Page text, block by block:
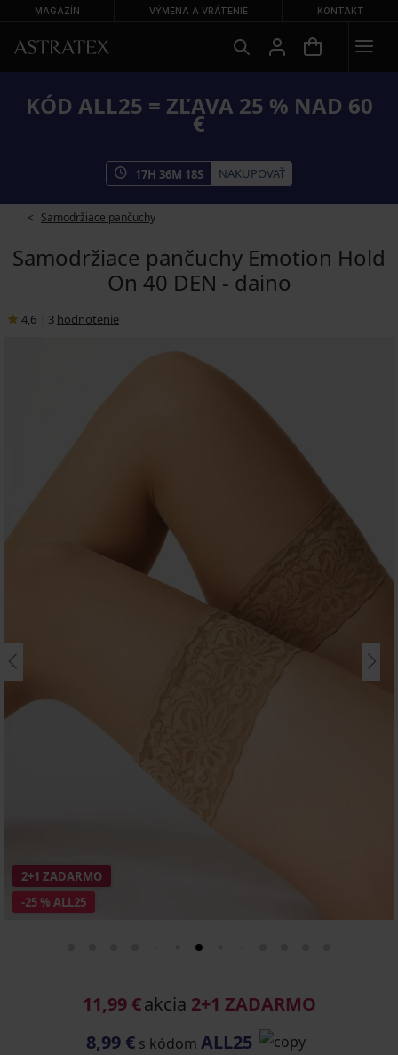
MAGAZÍN VÝMENA A VRÁTENIE KONTAKT
KÓD ALL25 = ZĽAVA 25 % NAD 60
€
17H 36M 17S NAKUPOVAŤ
Samodržiace pančuchy
Samodržiace pančuchy Emotion Hold
On 40 DEN - daino
4,6 3 hodnotenie
-25 % ALL25
2+1 ZADARMO
11,99 €akcia 2+1 ZADARMO
8,99 €s kódom ALL25